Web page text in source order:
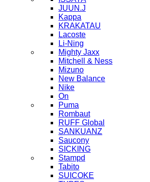
JUUN.J
Kappa
KRAKATAU
Lacoste
Li-Ning
Mighty Jaxx
Mitchell & Ness
Mizuno
New Balance
Nike
On
Puma
Rombaut
RUFF Global
SANKUANZ
Saucony
SICKING
Stampd
Tabito
SUICOKE